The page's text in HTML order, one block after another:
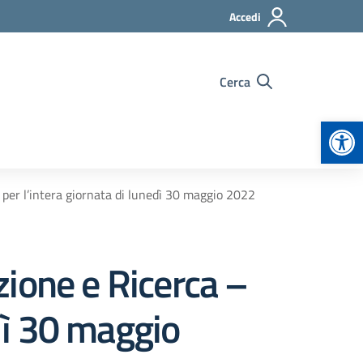
Accedi
Cerca
l’intera giornata di lunedì 30 maggio 2022
e Ricerca –
30 maggio